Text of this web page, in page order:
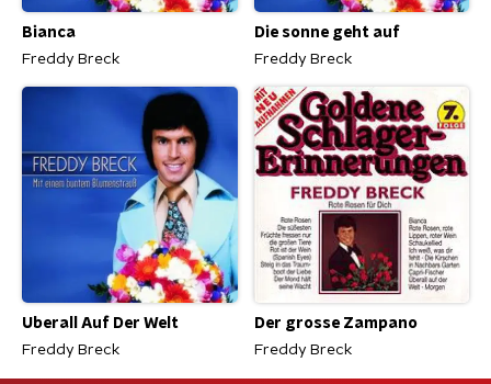
Bianca
Freddy Breck
Die sonne geht auf
Freddy Breck
Uberall Auf Der Welt
Freddy Breck
Der grosse Zampano
Freddy Breck